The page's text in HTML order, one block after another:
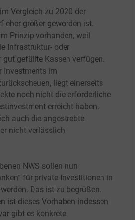
Vergleich zu 2020 der
eher größer geworden ist.
Prinzip vorhanden, weil
Infrastruktur- oder
gut gefüllte Kassen verfügen.
Investments im
liegt einerseits
noch nicht die erforderliche
erreicht haben.
auch die angestrebte
nicht verlässlich
NWS sollen nun
für private Investitionen in
Das ist zu begrüßen.
ist dieses Vorhaben indessen
gibt es konkrete